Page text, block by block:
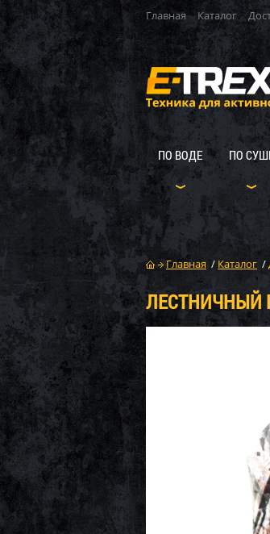
Главная Каталог
ПО ВОДЕ ПО
Главная / Каталог /
ЛЕСТНИЧНЫЙ